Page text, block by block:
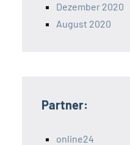
Dezember 2020
August 2020
Partner:
online24